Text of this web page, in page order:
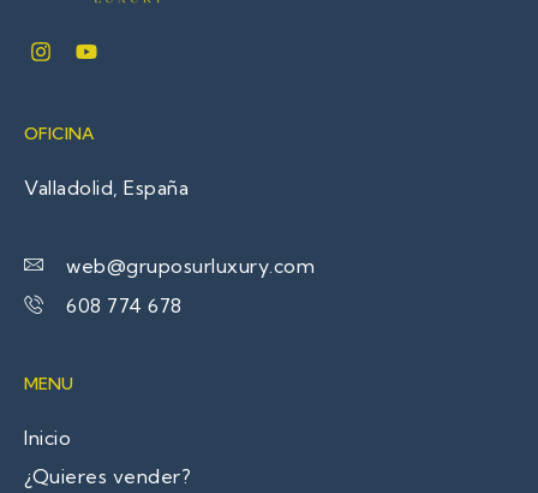
OFICINA
Valladolid, España
web@gruposurluxury.com
608 774 678
MENU
Inicio
¿Quieres vender?